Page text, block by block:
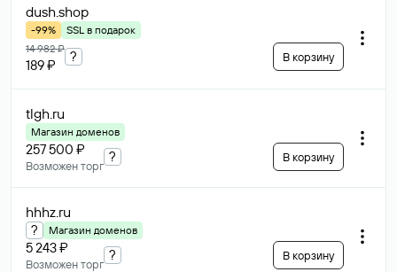
dush.shop
-99%
SSL в подарок
14 982 ₽
189 ₽
? В корзину
tlgh.ru
Магазин доменов
257 500 ₽
Возможен торг
? В корзину
hhhz.ru
? Магазин доменов
5 243 ₽
Возможен торг
? В корзину